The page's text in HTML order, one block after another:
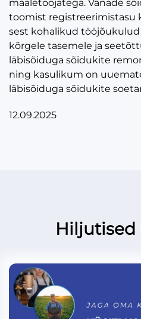
maaletoojatega. Vanade
toomist registreerimistasu
sest kohalikud
kõrgele tasemele ja
läbisõiduga sõidukite
ning kasulikum on
läbisõiduga sõidukite
12.09.2025
Hiljutised